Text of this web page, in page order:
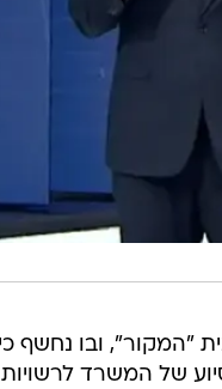
"המקור", ובו נחשף
של המשרד לרשויות